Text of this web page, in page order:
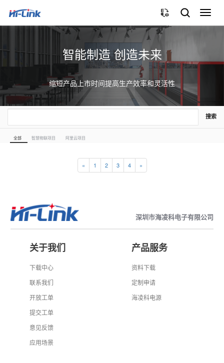
切
换
智能制造 创造未来
缩短产品上市时间提高生产效率和灵活性
搜索
全部 智慧物联项目 阿里云项目
« 1 2 3 4 »
深圳市海凌科电子有限公司
关于我们
下载中心
联系我们
开放工单
提交工单
意见反馈
应用场景
产品服务
资料下载
定制申请
海凌科电源